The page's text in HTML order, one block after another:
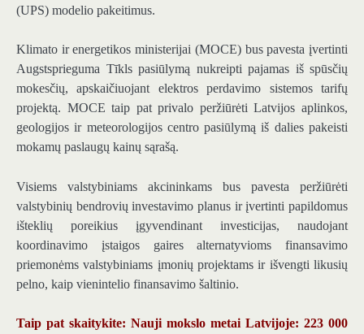
(UPS) modelio pakeitimus.
Klimato ir energetikos ministerijai (MOCE) bus pavesta įvertinti
Augstsprieguma Tīkls pasiūlymą nukreipti pajamas iš spūsčių
mokesčių, apskaičiuojant elektros perdavimo sistemos tarifų
projektą. MOCE taip pat privalo peržiūrėti Latvijos aplinkos,
geologijos ir meteorologijos centro pasiūlymą iš dalies pakeisti
mokamų paslaugų kainų sąrašą.
Visiems valstybiniams akcininkams bus pavesta peržiūrėti
valstybinių bendrovių investavimo planus ir įvertinti papildomus
išteklių poreikius įgyvendinant investicijas, naudojant
koordinavimo įstaigos gaires alternatyvioms finansavimo
priemonėms valstybiniams įmonių projektams ir išvengti likusių
pelno, kaip vienintelio finansavimo šaltinio.
Taip pat skaitykite: Nauji mokslo metai Latvijoje: 223 000